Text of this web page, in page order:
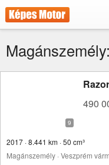
490
2017 · 8.441 km · 50 cm³
Magánszemély · Veszprém